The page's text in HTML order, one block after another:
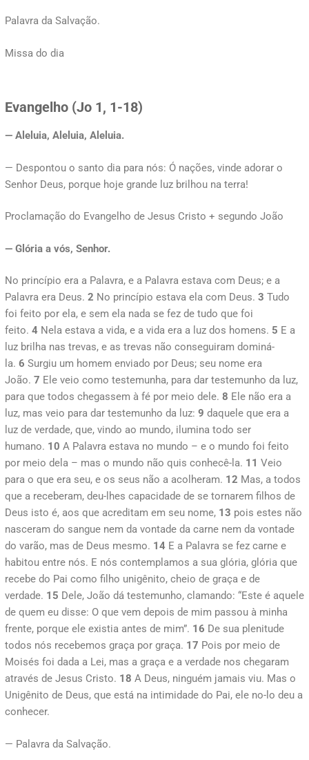
Palavra da Salvação.
Missa do dia
Evangelho (Jo 1, 1-18)
— Aleluia, Aleluia, Aleluia.
— Despontou o santo dia para nós: Ó nações, vinde adorar o
Senhor Deus, porque hoje grande luz brilhou na terra!
Proclamação do Evangelho de Jesus Cristo + segundo João
— Glória a vós, Senhor.
No princípio era a Palavra, e a Palavra estava com Deus; e a
Palavra era Deus. 2 No princípio estava ela com Deus. 3 Tudo
foi feito por ela, e sem ela nada se fez de tudo que foi
feito. 4 Nela estava a vida, e a vida era a luz dos homens. 5 E a
luz brilha nas trevas, e as trevas não conseguiram dominá-
la. 6 Surgiu um homem enviado por Deus; seu nome era
João. 7 Ele veio como testemunha, para dar testemunho da luz,
para que todos chegassem à fé por meio dele. 8 Ele não era a
luz, mas veio para dar testemunho da luz: 9 daquele que era a
luz de verdade, que, vindo ao mundo, ilumina todo ser
humano. 10 A Palavra estava no mundo – e o mundo foi feito
por meio dela – mas o mundo não quis conhecê-la. 11 Veio
para o que era seu, e os seus não a acolheram. 12 Mas, a todos
que a receberam, deu-lhes capacidade de se tornarem filhos de
Deus isto é, aos que acreditam em seu nome, 13 pois estes não
nasceram do sangue nem da vontade da carne nem da vontade
do varão, mas de Deus mesmo. 14 E a Palavra se fez carne e
habitou entre nós. E nós contemplamos a sua glória, glória que
recebe do Pai como filho unigênito, cheio de graça e de
verdade. 15 Dele, João dá testemunho, clamando: “Este é aquele
de quem eu disse: O que vem depois de mim passou à minha
frente, porque ele existia antes de mim”. 16 De sua plenitude
todos nós recebemos graça por graça. 17 Pois por meio de
Moisés foi dada a Lei, mas a graça e a verdade nos chegaram
através de Jesus Cristo. 18 A Deus, ninguém jamais viu. Mas o
Unigênito de Deus, que está na intimidade do Pai, ele no-lo deu a
conhecer.
— Palavra da Salvação.